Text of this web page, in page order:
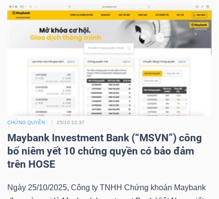
CHỨNG QUYỀN 25/10 22:37
Maybank Investment Bank (“MSVN”) công
bố niêm yết 10 chứng quyền có bảo đảm
trên HOSE
Ngày 25/10/2025, Công ty TNHH Chứng khoán Maybank
Ngành
SECTOR
NĂNG
LƯỢNG